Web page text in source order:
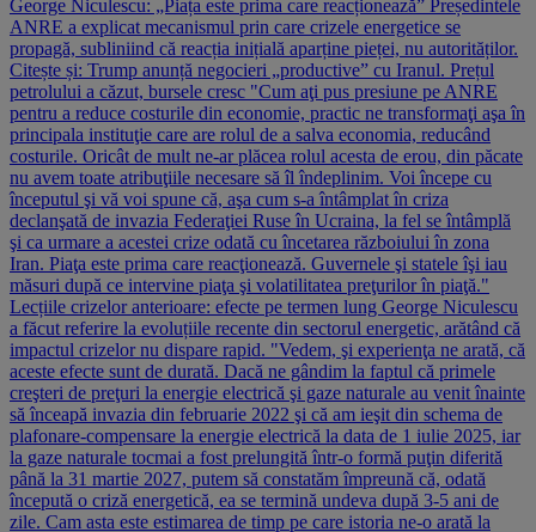
George Niculescu: „Piața este prima care reacționează” Președintele
ANRE a explicat mecanismul prin care crizele energetice se
propagă, subliniind că reacția inițială aparține pieței, nu autorităților.
Citește și: Trump anunță negocieri „productive” cu Iranul. Prețul
petrolului a căzut, bursele cresc "Cum aţi pus presiune pe ANRE
pentru a reduce costurile din economie, practic ne transformaţi aşa în
principala instituţie care are rolul de a salva economia, reducând
costurile. Oricât de mult ne-ar plăcea rolul acesta de erou, din păcate
nu avem toate atribuţiile necesare să îl îndeplinim. Voi începe cu
începutul şi vă voi spune că, aşa cum s-a întâmplat în criza
declanşată de invazia Federaţiei Ruse în Ucraina, la fel se întâmplă
şi ca urmare a acestei crize odată cu încetarea războiului în zona
Iran. Piaţa este prima care reacţionează. Guvernele şi statele îşi iau
măsuri după ce intervine piaţa şi volatilitatea preţurilor în piaţă."
Lecțiile crizelor anterioare: efecte pe termen lung George Niculescu
a făcut referire la evoluțiile recente din sectorul energetic, arătând că
impactul crizelor nu dispare rapid. "Vedem, şi experienţa ne arată, că
aceste efecte sunt de durată. Dacă ne gândim la faptul că primele
creşteri de preţuri la energie electrică şi gaze naturale au venit înainte
să înceapă invazia din februarie 2022 şi că am ieşit din schema de
plafonare-compensare la energie electrică la data de 1 iulie 2025, iar
la gaze naturale tocmai a fost prelungită într-o formă puţin diferită
până la 31 martie 2027, putem să constatăm împreună că, odată
începută o criză energetică, ea se termină undeva după 3-5 ani de
zile. Cam asta este estimarea de timp pe care istoria ne-o arată la